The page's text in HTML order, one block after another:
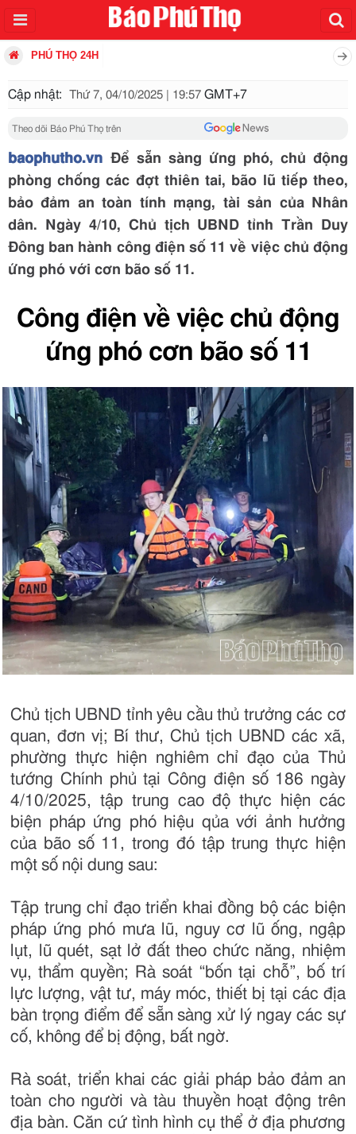
PHÚ THỌ 24H
Cập nhật: Thứ 7, 04/10/2025 | 19:57 GMT+7
Theo dõi Báo Phú Thọ trên
baophutho.vn Để sẵn sàng ứng phó, chủ động
phòng chống các đợt thiên tai, bão lũ tiếp theo,
bảo đảm an toàn tính mạng, tài sản của Nhân
dân. Ngày 4/10, Chủ tịch UBND tỉnh Trần Duy
Đông ban hành công điện số 11 về việc chủ động
ứng phó với cơn bão số 11.
Công điện về việc chủ động
ứng phó cơn bão số 11
Chủ tịch UBND tỉnh yêu cầu thủ trưởng các cơ
quan, đơn vị; Bí thư, Chủ tịch UBND các xã,
phường thực hiện nghiêm chỉ đạo của Thủ
tướng Chính phủ tại Công điện số 186 ngày
4/10/2025, tập trung cao độ thực hiện các
biện pháp ứng phó hiệu qủa với ảnh hưởng
của bão số 11, trong đó tập trung thực hiện
một số nội dung sau:
Tập trung chỉ đạo triển khai đồng bộ các biện
pháp ứng phó mưa lũ, nguy cơ lũ ống, ngập
lụt, lũ quét, sạt lở đất theo chức năng, nhiệm
vụ, thẩm quyền; Rà soát “bốn tại chỗ”, bố trí
lực lượng, vật tư, máy móc, thiết bị tại các địa
bàn trọng điểm để sẵn sàng xử lý ngay các sự
cố, không để bị động, bất ngờ.
Rà soát, triển khai các giải pháp bảo đảm an
toàn cho người và tàu thuyền hoạt động trên
địa bàn. Căn cứ tình hình cụ thể ở địa phương